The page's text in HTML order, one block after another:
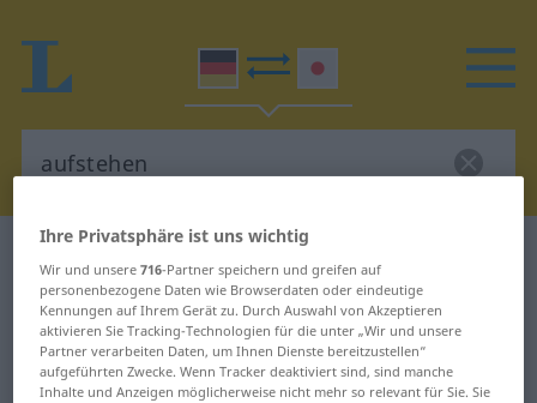
Deutsch-Japanisch Wörterbuch
Deutsch-Japanisch Übersetzung
für "aufstehen"
Ihre Privatsphäre ist uns wichtig
Wir und unsere716-Partner speichern und greifen auf
personenbezogene Daten wie Browserdaten oder eindeutige
Kennungen auf Ihrem Gerät zu. Durch Auswahl von Akzeptieren
aktivieren Sie Tracking-Technologien für die unter „Wir und unsere
Partner verarbeiten Daten, um Ihnen Dienste bereitzustellen“
aufgeführten Zwecke. Wenn Tracker deaktiviert sind, sind manche
Inhalte und Anzeigen möglicherweise nicht mehr so relevant für Sie. Sie